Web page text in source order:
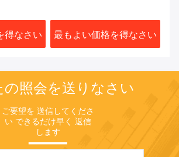
得なさい
MCU 3軸 高信頼性
最もよい価格を得なさい
の照会を送りなさい
ご要望を 送信してくださ
い できるだけ早く 返信
します